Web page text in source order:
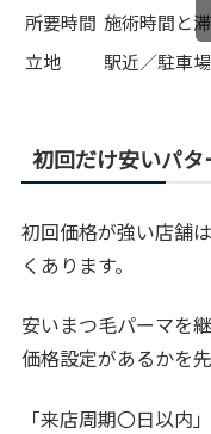
所要時間 施術時間と
立地
駅近／駐車
初回だけ安いパ
初回価格が強い店舗
くあります。
安いまつ毛パーマを
価格設定があるかを先
「来店周期〇日以内